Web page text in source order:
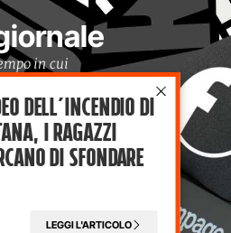
in cui
dell’incendio di
i ragazzi
di sfondare
LEGGI L'ARTICOLO